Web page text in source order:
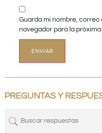
Guarda mi nombre,
navegador para la
PREGUNTAS Y